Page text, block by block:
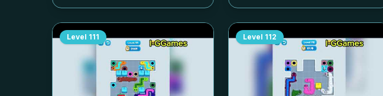
Level 111 Level 112